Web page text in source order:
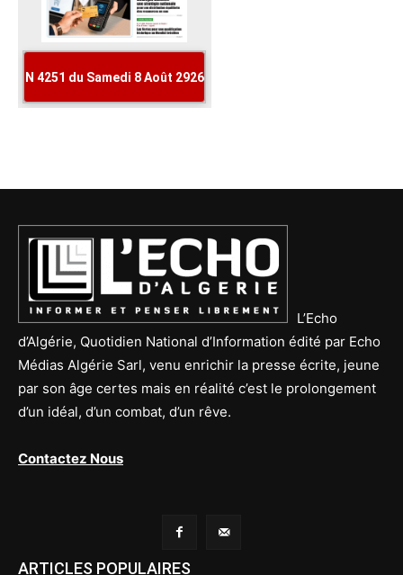
L’Echo
d’Algérie, Quotidien National d’Information édité par Echo
Médias Algérie Sarl, venu enrichir la presse écrite, jeune
par son âge certes mais en réalité c’est le prolongement
d’un idéal, d’un combat, d’un rêve.
Contactez Nous
ARTICLES POPULAIRES